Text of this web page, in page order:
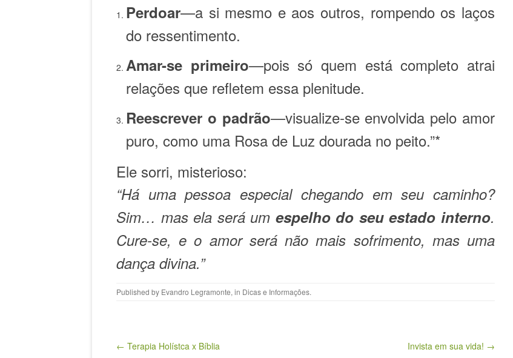
Perdoar—a si mesmo e aos outros, rompendo os laços
do ressentimento.
Amar-se primeiro—pois só quem está completo atrai
relações que refletem essa plenitude.
Reescrever o padrão—visualize-se envolvida pelo amor
puro, como uma Rosa de Luz dourada no peito.”*
Ele sorri, misterioso:
“Há uma pessoa especial chegando em seu caminho?
Sim… mas ela será um espelho do seu estado interno.
Cure-se, e o amor será não mais sofrimento, mas uma
dança divina.”
Published by Evandro Legramonte, in Dicas e Informações.
Post navigation
← Terapia Holístca x Bíblia Invista em sua vida! →